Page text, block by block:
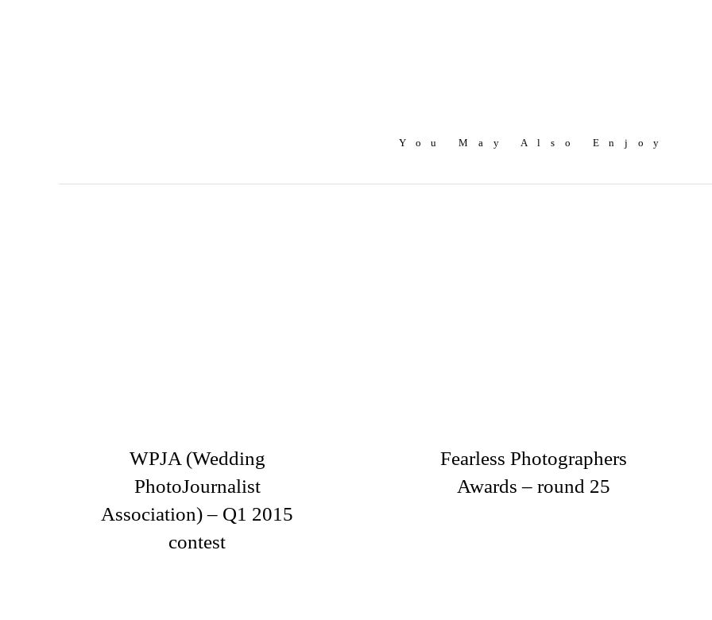
You May Also Enjoy
WPJA (Wedding
PhotoJournalist
Association) – Q1 2015
contest
Fearless Photographers
Awards – round 25